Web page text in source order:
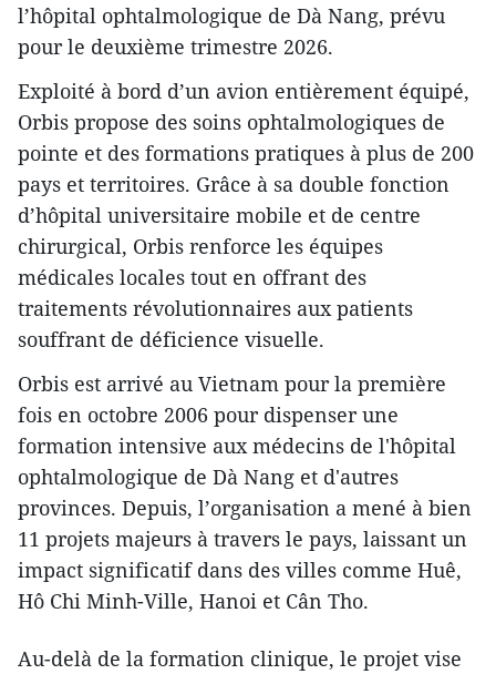
l’hôpital ophtalmologique de Dà Nang, prévu
pour le deuxième trimestre 2026.
Exploité à bord d’un avion entièrement équipé,
Orbis propose des soins ophtalmologiques de
pointe et des formations pratiques à plus de 200
pays et territoires. Grâce à sa double fonction
d’hôpital universitaire mobile et de centre
chirurgical, Orbis renforce les équipes
médicales locales tout en offrant des
traitements révolutionnaires aux patients
souffrant de déficience visuelle.
Orbis est arrivé au Vietnam pour la première
fois en octobre 2006 pour dispenser une
formation intensive aux médecins de l'hôpital
ophtalmologique de Dà Nang et d'autres
provinces. Depuis, l’organisation a mené à bien
11 projets majeurs à travers le pays, laissant un
impact significatif dans des villes comme Huê,
Hô Chi Minh-Ville, Hanoi et Cân Tho.
Au-delà de la formation clinique, le projet vise